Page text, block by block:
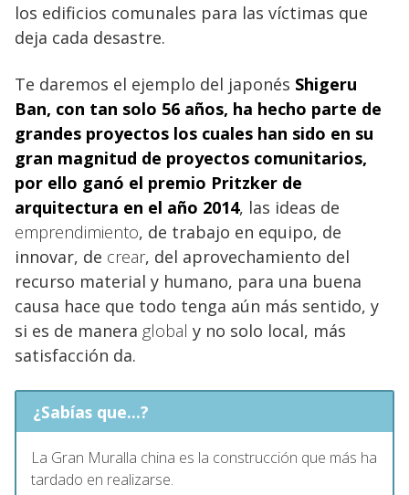
los edificios comunales para las víctimas que
deja cada desastre.
Te daremos el ejemplo del japonés Shigeru
Ban, con tan solo 56 años, ha hecho parte de
grandes proyectos los cuales han sido en su
gran magnitud de proyectos comunitarios,
por ello ganó el premio Pritzker de
arquitectura en el año 2014, las ideas de
emprendimiento, de trabajo en equipo, de
innovar, de crear, del aprovechamiento del
recurso material y humano, para una buena
causa hace que todo tenga aún más sentido, y
si es de manera global y no solo local, más
satisfacción da.
¿Sabías que...?
La Gran Muralla china es la construcción que más ha
tardado en realizarse.